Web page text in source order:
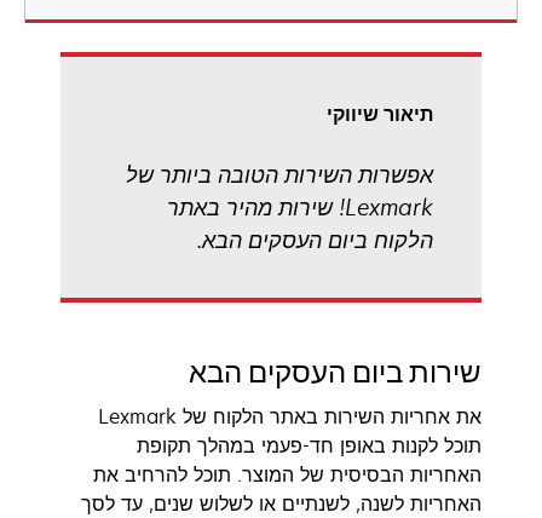
תיאור שיווקי
אפשרות השירות הטובה ביותר של
Lexmark! שירות מהיר באתר
הלקוח ביום העסקים הבא.
שירות ביום העסקים הבא
את אחריות השירות באתר הלקוח של Lexmark
תוכל לקנות באופן חד-פעמי במהלך תקופת
האחריות הבסיסית של המוצר. תוכל להרחיב את
האחריות לשנה, לשנתיים או לשלוש שנים, עד לסך